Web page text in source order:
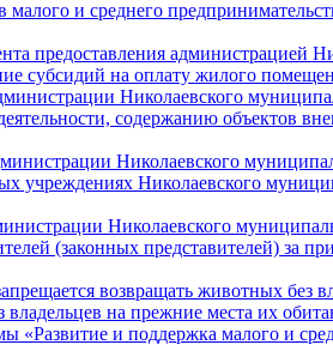
и среднего
предоставления администрацией
субсидий на оплату жилого
Николаевского
содержанию объектов
Николаевского
учреждениях Николаевского
Николаевского
(законных представителей) за
возвращать животных без
на прежние места их
и поддержка малого и